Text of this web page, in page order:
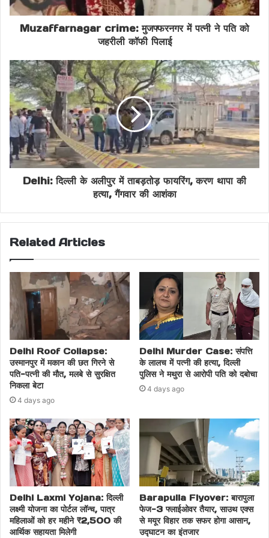
: DelhiPoliceEncounter AkashJhaMonu
ArmedRobbery ConstableShot
DelhiCrime DelhiLawAndOrder
DelhiPoliceAction LoadedPistol
NightShootout PoliceChase
PoliceFiring PoliceInvestigation
SultanpuriCase TilakNagarShootout
VikasPuriEncounter WantedCriminal
Muzaffarnagar crime: मुजफ्फरनगर में पत्नी ने पति को
जहरीली कॉफी पिलाई
Delhi: दिल्ली के अलीपुर में ताबड़तोड़ फायरिंग, करण थापा की
हत्या, गैंगवार की आशंका
Related Articles
Delhi Roof Collapse:
उस्मानपुर में मकान की छत गिरने से
पति-पत्नी की मौत, मलबे से सुरक्षित
निकला बेटा
4 days ago
Delhi Murder Case: संपत्ति
के लालच में पत्नी की हत्या, दिल्ली
पुलिस ने मथुरा से आरोपी पति को दबोचा
4 days ago
Delhi Laxmi Yojana: दिल्ली
लक्ष्मी योजना का पोर्टल लॉन्च, पात्र
महिलाओं को हर महीने ₹2,500 की
आर्थिक सहायता मिलेगी
Barapulla Flyover: बारापुला
फेज-3 फ्लाईओवर तैयार, साउथ एक्स
से मयूर विहार तक सफर होगा आसान,
उद्घाटन का इंतजार